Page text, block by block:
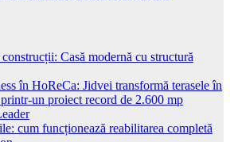
Casă modernă cu structură
în HoReCa: Jidvei transformă terasele în
un proiect record de 2.600 mp
cum funcționează reabilitarea completă